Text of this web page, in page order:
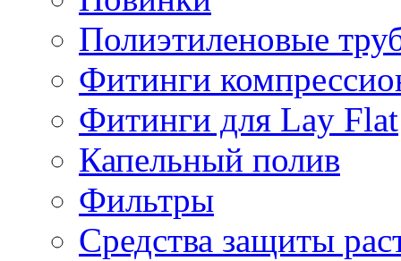
Полиэтиленовые
Фитинги
Фитинги для Lay Flat
Капельный полив
Фильтры
Средства защиты